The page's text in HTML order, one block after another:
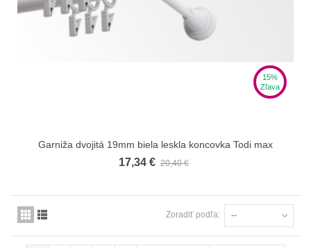
15%
Zľava
Garniža dvojitá 19mm biela leskla koncovka Todi max
17,34 € 20,40 €
Zoradiť podľa: --